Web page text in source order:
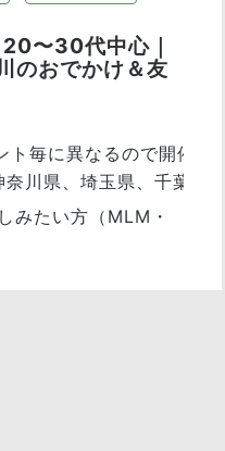
20〜30代中心｜
のおでかけ＆友
毎に異なるので開催日
川県、埼玉県、千葉県
みたい方（MLM・